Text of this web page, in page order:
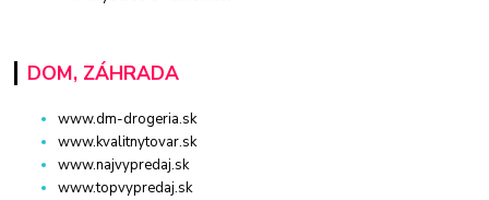
DOM, ZÁHRADA
www.dm-drogeria.sk
www.kvalitnytovar.sk
www.najvypredaj.sk
www.topvypredaj.sk